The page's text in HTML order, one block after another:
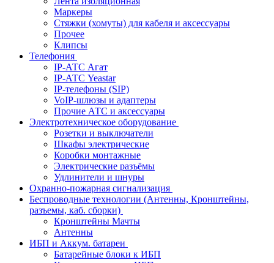
Маркеры
Стяжки (хомуты) для кабеля и аксессуары
Прочее
Клипсы
Телефония
IP-АТС Агат
IP-АТС Yeastar
IP-телефоны (SIP)
VoIP-шлюзы и адаптеры
Прочие АТС и аксессуары
Электротехническое оборудование
Розетки и выключатели
Шкафы электрические
Коробки монтажные
Электрические разъёмы
Удлинители и шнуры
Охранно-пожарная сигнализация
Беспроводные технологии (Антенны, Кронштейны,
разъемы, каб. сборки)
Кронштейны Мачты
Антенны
ИБП и Аккум. батареи
Батарейные блоки к ИБП